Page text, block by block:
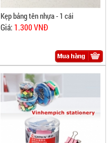
Kẹp bảng tên nhựa - 1 cái
Giá: 1.300 VNĐ